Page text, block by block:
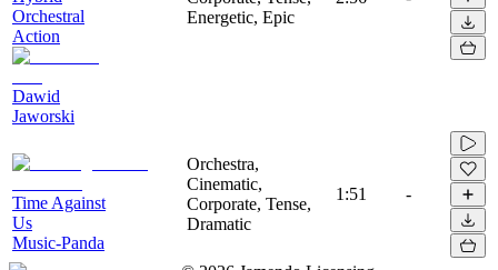
Orchestral
Action
Dawid
Jaworski
Energetic, Epic
Time Against
Us
Music-Panda
Orchestra,
Cinematic,
Corporate, Tense,
Dramatic
1:51 -